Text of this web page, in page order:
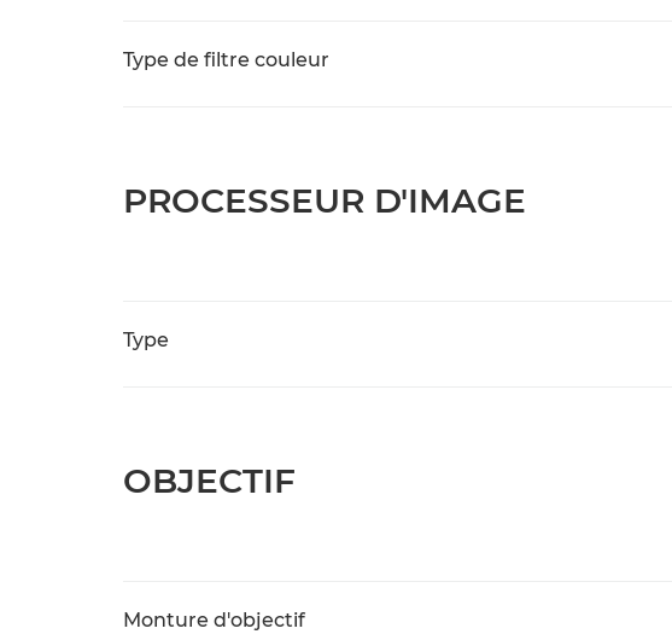
Type de filtre couleur
PROCESSEUR D'IMAGE
Type
OBJECTIF
Monture d'objectif